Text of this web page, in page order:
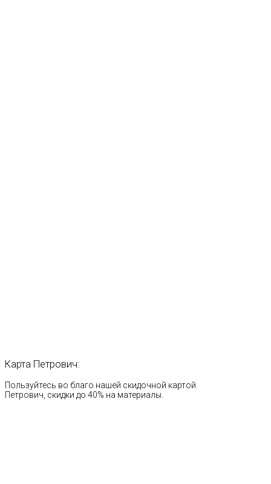
Карта Петрович:
Пользуйтесь во благо нашей скидочной картой
Петрович, скидки до 40% на материалы.